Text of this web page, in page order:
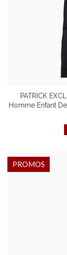
PATRICK
Homme Enfant
PROMOS